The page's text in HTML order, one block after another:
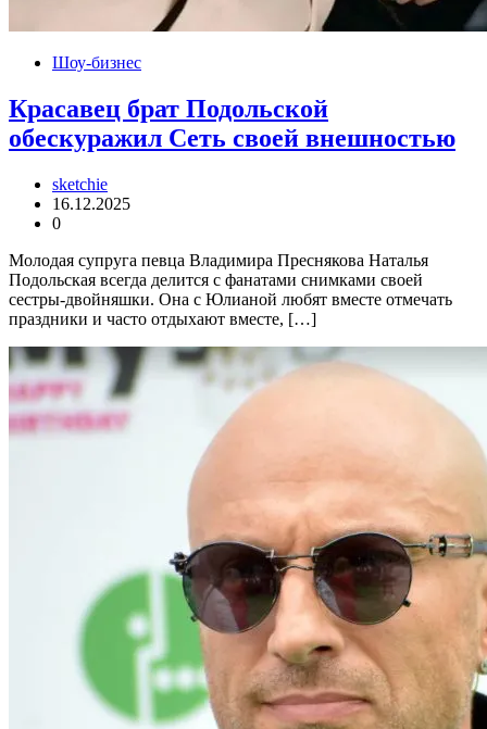
Шоу-бизнес
Красавец брат Подольской
обескуражил Сеть своей внешностью
sketchie
16.12.2025
0
Молодая супруга певца Владимира Преснякова Наталья
Подольская всегда делится с фанатами снимками своей
сестры-двойняшки. Она с Юлианой любят вместе отмечать
праздники и часто отдыхают вместе, […]